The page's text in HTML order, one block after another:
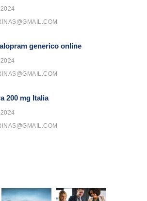
generico online
200 mg Italia